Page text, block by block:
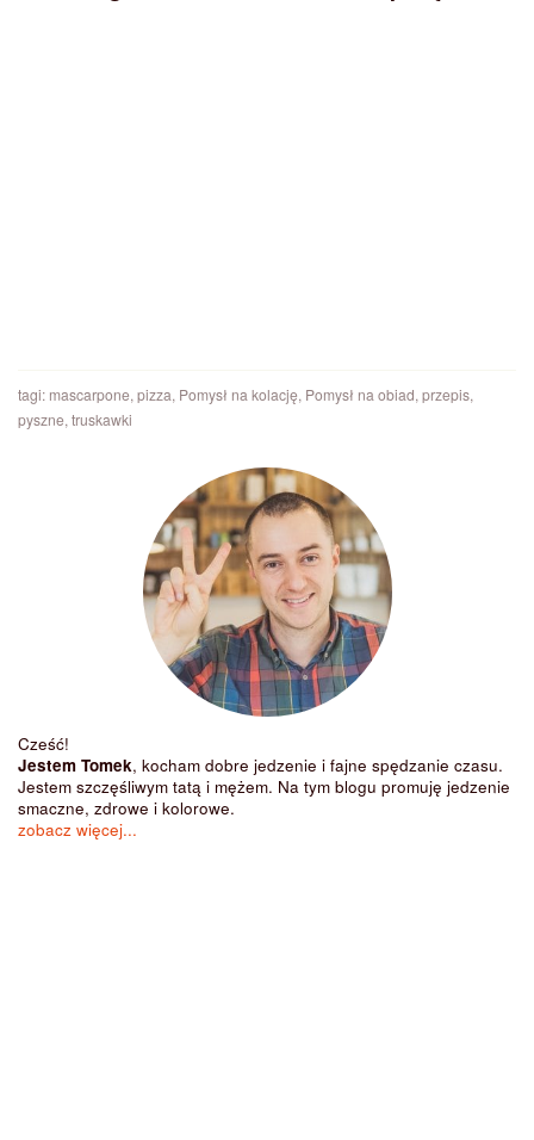
tagi: mascarpone, pizza, Pomysł na kolację, Pomysł na obiad, przepis,
pyszne, truskawki
Cześć!
Jestem Tomek, kocham dobre jedzenie i fajne spędzanie czasu.
Jestem szczęśliwym tatą i mężem. Na tym blogu promuję jedzenie
smaczne, zdrowe i kolorowe.
zobacz więcej...